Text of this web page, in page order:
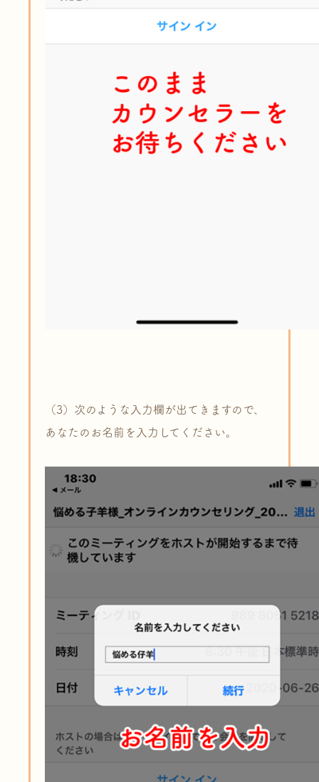
（3）次のような入力欄が出てきますので、
あなたのお名前を入力してください。